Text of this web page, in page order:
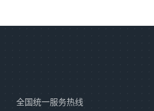
全国统一服务热线